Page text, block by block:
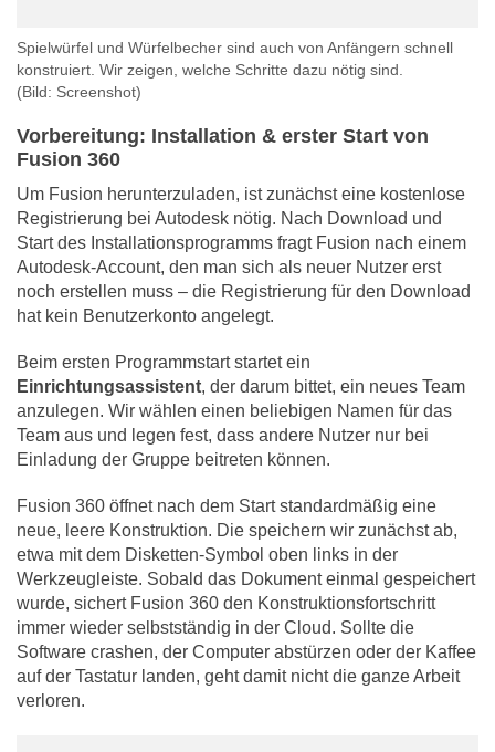
Spielwürfel und Würfelbecher sind auch von Anfängern schnell
konstruiert. Wir zeigen, welche Schritte dazu nötig sind.
(Bild: Screenshot)
Vorbereitung: Installation & erster Start von
Fusion 360
Um Fusion herunterzuladen, ist zunächst eine kostenlose
Registrierung bei Autodesk nötig. Nach Download und
Start des Installationsprogramms fragt Fusion nach einem
Autodesk-Account, den man sich als neuer Nutzer erst
noch erstellen muss – die Registrierung für den Download
hat kein Benutzerkonto angelegt.
Beim ersten Programmstart startet ein
Einrichtungsassistent, der darum bittet, ein neues Team
anzulegen. Wir wählen einen beliebigen Namen für das
Team aus und legen fest, dass andere Nutzer nur bei
Einladung der Gruppe beitreten können.
Fusion 360 öffnet nach dem Start standardmäßig eine
neue, leere Konstruktion. Die speichern wir zunächst ab,
etwa mit dem Disketten-Symbol oben links in der
Werkzeugleiste. Sobald das Dokument einmal gespeichert
wurde, sichert Fusion 360 den Konstruktionsfortschritt
immer wieder selbstständig in der Cloud. Sollte die
Software crashen, der Computer abstürzen oder der Kaffee
auf der Tastatur landen, geht damit nicht die ganze Arbeit
verloren.